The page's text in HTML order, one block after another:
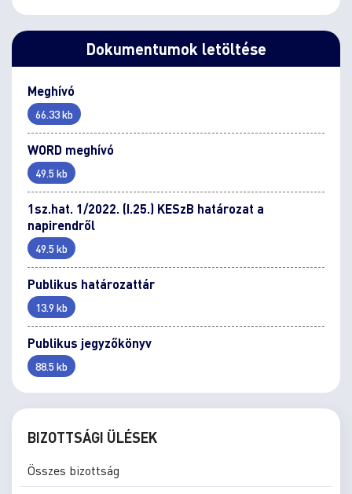
Dokumentumok letöltése
Meghívó
66.33 kb
WORD meghívó
49.5 kb
1sz.hat. 1/2022. (I.25.) KESzB határozat a
napirendről
49.5 kb
Publikus határozattár
13.9 kb
Publikus jegyzőkönyv
88.5 kb
BIZOTTSÁGI ÜLÉSEK
Összes bizottság